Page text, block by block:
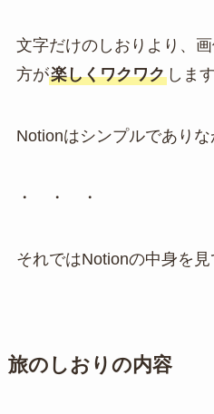
文字だけのしおりより、
方が楽しくワクワクしま
Notionはシンプルでありな
・ ・ ・
それではNotionの中身を見
旅のしおりの内容